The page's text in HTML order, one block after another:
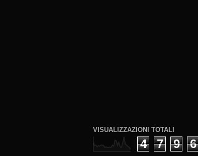
VISUALIZZAZIONI TOTALI
4 7 9 6